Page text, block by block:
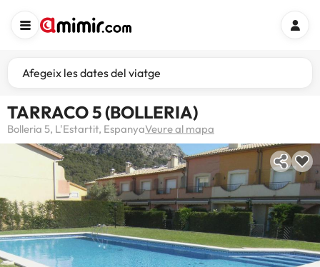
Afegeix les dates del viatge
TARRACO 5 (BOLLERIA)
Bolleria 5, L'Estartit, EspanyaVeure al mapa